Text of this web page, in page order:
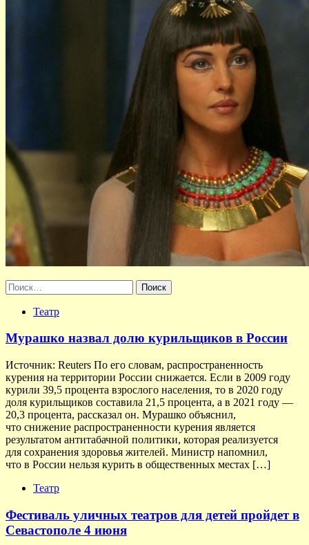
Найти:
Театр
Мурашко назвал долю курильщиков в России
Источник: Reuters По его словам, распространенность
курения на территории России снижается. Если в 2009 году
курили 39,5 процента взрослого населения, то в 2020 году
доля курильщиков составила 21,5 процента, а в 2021 году —
20,3 процента, рассказал он. Мурашко объяснил,
что снижение распространенности курения является
результатом антитабачной политики, которая реализуется
для сохранения здоровья жителей. Министр напомнил,
что в России нельзя курить в общественных местах […]
Театр
Фестиваль уличных театров для детей пройдет в
Севастополе 4 июня